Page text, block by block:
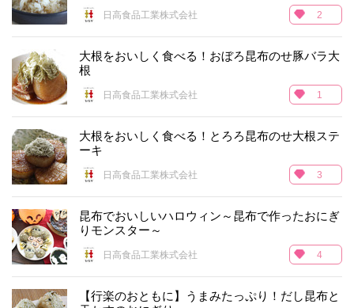
日高食品工業株式会社 2
大根をおいしく食べる！おぼろ昆布のせ豚バラ大
根
日高食品工業株式会社 1
大根をおいしく食べる！とろろ昆布のせ大根ステ
ーキ
日高食品工業株式会社 3
昆布でおいしいハロウィン～昆布で作ったおにぎ
りモンスター～
日高食品工業株式会社 4
【行楽のおともに】うまみたっぷり！だし昆布と